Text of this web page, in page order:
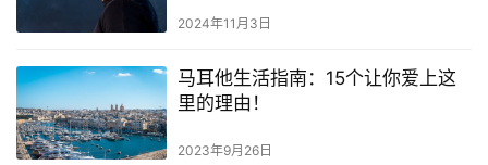
址
导
航
2024年11月3日
马耳他生活指南：15个让你爱上这
里的理由！
2023年9月26日